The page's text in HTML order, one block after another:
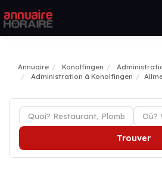
Annuaire Konolfingen
Administration à Konolfingen
Trouver